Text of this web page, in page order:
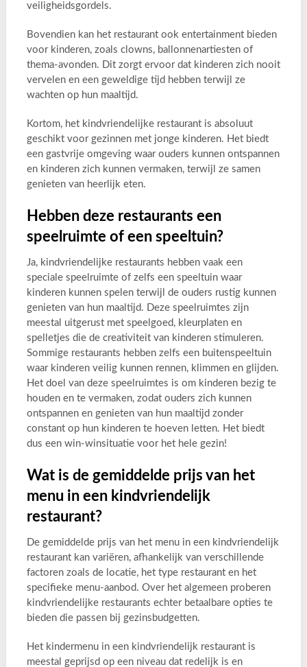
veiligheidsgordels.
Bovendien kan het restaurant ook entertainment bieden
voor kinderen, zoals clowns, ballonnenartiesten of
thema-avonden. Dit zorgt ervoor dat kinderen zich nooit
vervelen en een geweldige tijd hebben terwijl ze
wachten op hun maaltijd.
Kortom, het kindvriendelijke restaurant is absoluut
geschikt voor gezinnen met jonge kinderen. Het biedt
een gastvrije omgeving waar ouders kunnen ontspannen
en kinderen zich kunnen vermaken, terwijl ze samen
genieten van heerlijk eten.
Hebben deze restaurants een
speelruimte of een speeltuin?
Ja, kindvriendelijke restaurants hebben vaak een
speciale speelruimte of zelfs een speeltuin waar
kinderen kunnen spelen terwijl de ouders rustig kunnen
genieten van hun maaltijd. Deze speelruimtes zijn
meestal uitgerust met speelgoed, kleurplaten en
spelletjes die de creativiteit van kinderen stimuleren.
Sommige restaurants hebben zelfs een buitenspeeltuin
waar kinderen veilig kunnen rennen, klimmen en glijden.
Het doel van deze speelruimtes is om kinderen bezig te
houden en te vermaken, zodat ouders zich kunnen
ontspannen en genieten van hun maaltijd zonder
constant op hun kinderen te hoeven letten. Het biedt
dus een win-winsituatie voor het hele gezin!
Wat is de gemiddelde prijs van het
menu in een kindvriendelijk
restaurant?
De gemiddelde prijs van het menu in een kindvriendelijk
restaurant kan variëren, afhankelijk van verschillende
factoren zoals de locatie, het type restaurant en het
specifieke menu-aanbod. Over het algemeen proberen
kindvriendelijke restaurants echter betaalbare opties te
bieden die passen bij gezinsbudgetten.
Het kindermenu in een kindvriendelijk restaurant is
meestal geprijsd op een niveau dat redelijk is en